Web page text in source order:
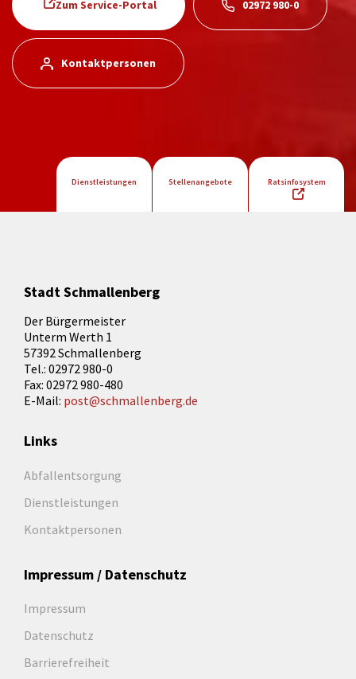
Zum Service-Portal 02972 980-0
Kontaktpersonen
Dienstleistungen Stellenangebote Ratsinfosystem
Stadt Schmallenberg
Der Bürgermeister
Unterm Werth 1
57392 Schmallenberg
Tel.: 02972 980-0
Fax: 02972 980-480
E-Mail: post@schmallenberg.de
Links
Abfallentsorgung
Dienstleistungen
Kontaktpersonen
Impressum / Datenschutz
Impressum
Datenschutz
Barrierefreiheit